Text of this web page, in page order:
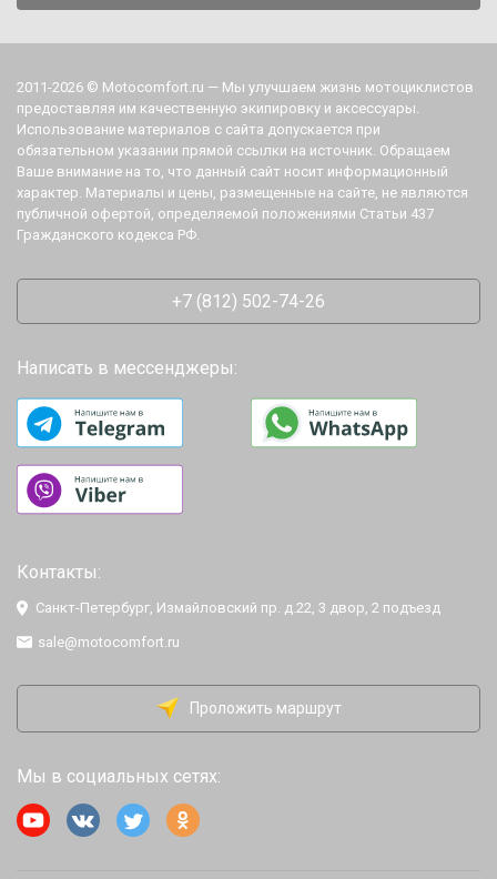
2011-2026 © Motocomfort.ru — Мы улучшаем жизнь мотоциклистов
предоставляя им качественную экипировку и аксессуары.
Использование материалов с сайта допускается при
обязательном указании прямой ссылки на источник. Обращаем
Ваше внимание на то, что данный сайт носит информационный
характер. Материалы и цены, размещенные на сайте, не являются
публичной офертой, определяемой положениями Статьи 437
Гражданского кодекса РФ.
+7 (812) 502-74-26
Написать в мессенджеры:
Контакты:
Санкт-Петербург, Измайловский пр. д.22, 3 двор, 2 подъезд
sale@motocomfort.ru
Проложить маршрут
Мы в социальных сетях: